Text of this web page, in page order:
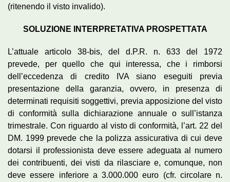
(ritenendo il visto invalido).
SOLUZIONE INTERPRETATIVA PROSPETTATA
L’attuale articolo 38-bis, del d.P.R. n. 633 del 1972
prevede, per quello che qui interessa, che i rimborsi
dell’eccedenza di credito IVA siano eseguiti previa
presentazione della garanzia, ovvero, in presenza di
determinati requisiti soggettivi, previa apposizione del visto
di conformità sulla dichiarazione annuale o sull’istanza
trimestrale. Con riguardo al visto di conformità, l’art. 22 del
DM. 1999 prevede che la polizza assicurativa di cui deve
dotarsi il professionista deve essere adeguata al numero
dei contribuenti, dei visti da rilasciare e, comunque, non
deve essere inferiore a 3.000.000 euro (cfr. circolare n.